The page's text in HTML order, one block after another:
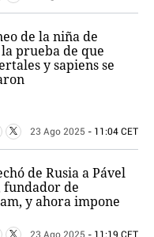
de la niña de
prueba de que
y sapiens se
23 Ago 2025 - 11:04 CET
de Rusia a Pável
fundador de
y ahora impone
23 Ago 2025 - 11:19 CET